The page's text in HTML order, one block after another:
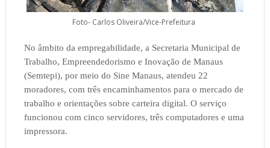
Foto- Carlos Oliveira/Vice-Prefeitura
No âmbito da empregabilidade, a Secretaria Municipal de
Trabalho, Empreendedorismo e Inovação de Manaus
(Semtepi), por meio do Sine Manaus, atendeu 22
moradores, com três encaminhamentos para o mercado de
trabalho e orientações sobre carteira digital. O serviço
funcionou com cinco servidores, três computadores e uma
impressora.